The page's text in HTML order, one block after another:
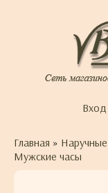
Вход
Главная »
Мужские часы